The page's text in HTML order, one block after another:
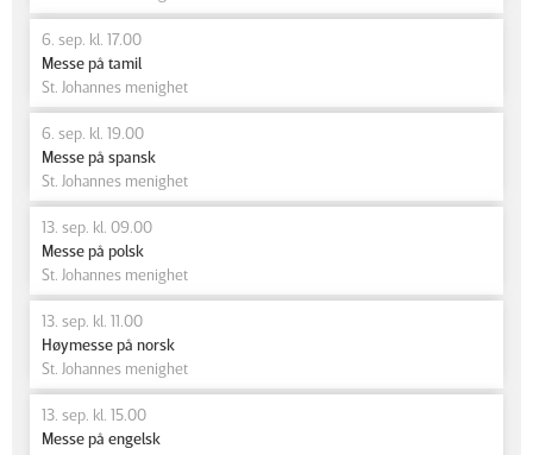
6. sep. kl. 17.00
Messe på tamil
St. Johannes menighet
6. sep. kl. 19.00
Messe på spansk
St. Johannes menighet
13. sep. kl. 09.00
Messe på polsk
St. Johannes menighet
13. sep. kl. 11.00
Høymesse på norsk
St. Johannes menighet
13. sep. kl. 15.00
Messe på engelsk